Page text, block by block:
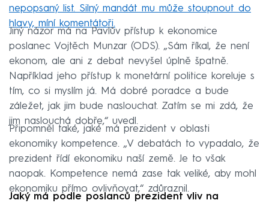
nepopsaný list. Silný mandát mu může stoupnout do
hlavy, míní komentátoři.
Jiný názor má na Pavlův přístup k ekonomice
poslanec Vojtěch Munzar (ODS). „Sám říkal, že není
ekonom, ale ani z debat nevyšel úplně špatně.
Například jeho přístup k monetární politice koreluje s
tím, co si myslím já. Má dobré poradce a bude
záležet, jak jim bude naslouchat. Zatím se mi zdá, že
jim naslouchá dobře,“ uvedl.
Připomněl také, jaké má prezident v oblasti
ekonomiky kompetence. „V debatách to vypadalo, že
prezident řídí ekonomiku naší země. Je to však
naopak. Kompetence nemá zase tak veliké, aby mohl
ekonomiku přímo ovlivňovat,“ zdůraznil.
Jaký má podle poslanců prezident vliv na